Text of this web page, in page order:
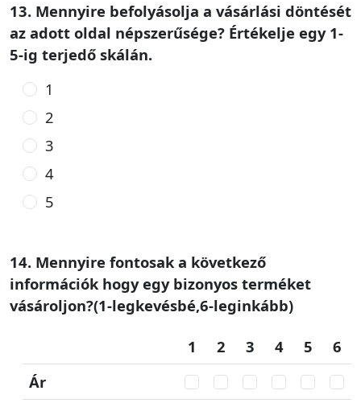
13. Mennyire befolyásolja a vásárlási döntését
az adott oldal népszerűsége? Értékelje egy 1-
5-ig terjedő skálán.
1
2
3
4
5
14. Mennyire fontosak a következő
információk hogy egy bizonyos terméket
vásároljon?(1-legkevésbé,6-leginkább)
1 2 3 4 5
6
Ár